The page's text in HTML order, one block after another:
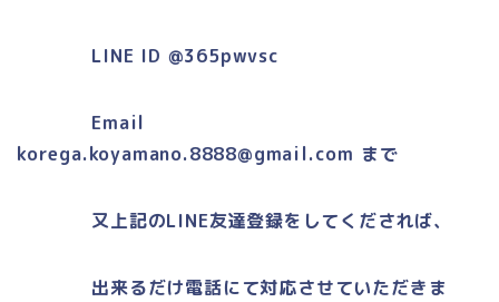
LINE ID @365pwvsc
Email
korega.koyamano.8888@gmail.com まで
又上記のLINE友達登録をしてくだされば、
出来るだけ電話にて対応させていただきま